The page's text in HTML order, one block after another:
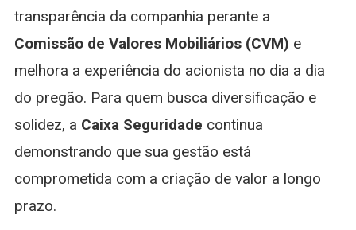
transparência da companhia perante a
Comissão de Valores Mobiliários (CVM) e
melhora a experiência do acionista no dia a dia
do pregão. Para quem busca diversificação e
solidez, a Caixa Seguridade continua
demonstrando que sua gestão está
comprometida com a criação de valor a longo
prazo.